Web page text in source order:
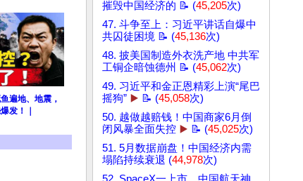
遍地、地震，
发！｜
摧毁中国经济的 📝 (45,205次)
47. 斗争至上：习近平讲话自爆中
共囚徒困境 📝 (45,136次)
48. 披美国制造外衣洗产地 中共军
工铜企暗蚀德州 📝 (45,062次)
49. 习近平和金正恩精彩上演“尾巴
摇狗” ▶️ 📝 (45,058次)
50. 越做越赔钱！中国商家6月倒
闭风暴全面失控 ▶️ 📝 (45,025次)
51. 5月数据崩盘！中国经济内需
塌陷持续衰退 (44,978次)